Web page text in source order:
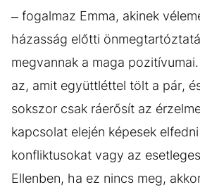
– fogalmaz Emma, akinek
házasság előtti
megvannak a maga
az, amit együttléttel tölt a pár,
sokszor csak ráerősít az
kapcsolat elején képesek
konfliktusokat vagy az
Ellenben, ha ez nincs meg,